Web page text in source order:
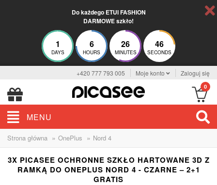
Do każdego ETUI FASHION
DARMOWE szkło!
1
DAYS
6
HOURS
26
MINUTES
45
SECONDS
+420 777 793 005 Moje konto Zaloguj się
0
MENU
Strona główna » OnePlus » Nord 4
3X PICASEE OCHRONNE SZKŁO HARTOWANE 3D Z
RAMKĄ DO ONEPLUS NORD 4 - CZARNE – 2+1
GRATIS